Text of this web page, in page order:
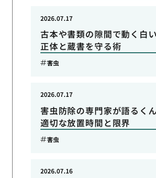
古本や書類の隙間で動く白
正体と蔵書を守る術
2026.07.17
害虫
害虫防除の専門家が語るく
適切な放置時間と限界
2026.07.17
害虫
2026.07.16